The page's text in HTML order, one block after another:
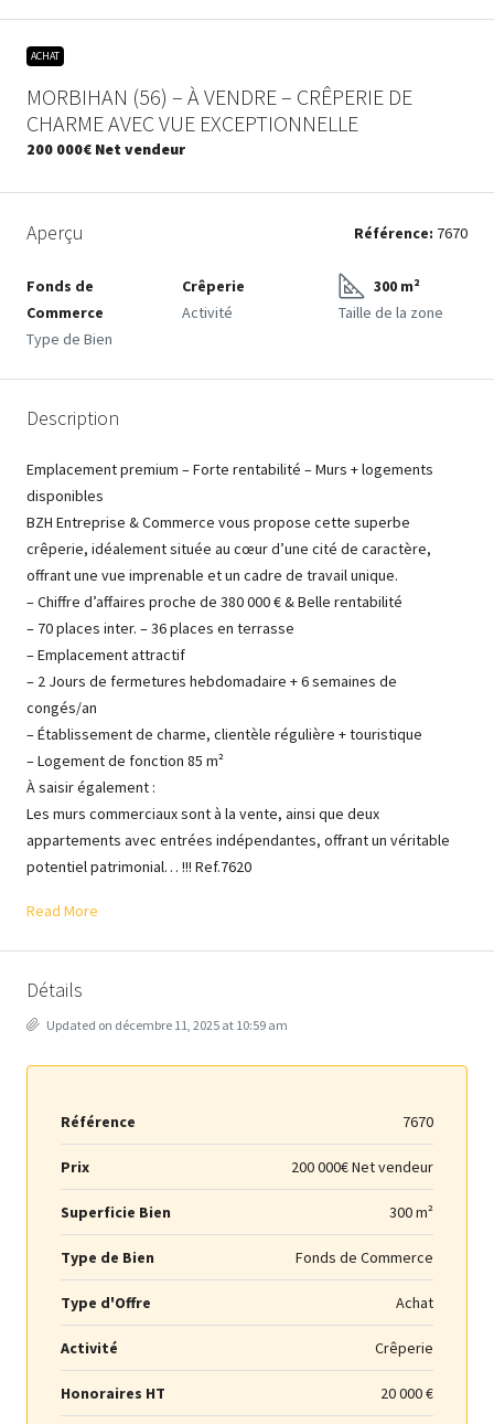
ACHAT
MORBIHAN (56) – À VENDRE – CRÊPERIE DE
CHARME AVEC VUE EXCEPTIONNELLE
200 000€ Net vendeur
Aperçu Référence: 7670
Fonds de
Commerce
Type de Bien
Crêperie
Activité
300 m²
Taille de la zone
Description
Emplacement premium – Forte rentabilité – Murs + logements
disponibles
BZH Entreprise & Commerce vous propose cette superbe
crêperie, idéalement située au cœur d’une cité de caractère,
offrant une vue imprenable et un cadre de travail unique.
– Chiffre d’affaires proche de 380 000 € & Belle rentabilité
– 70 places inter. – 36 places en terrasse
– Emplacement attractif
– 2 Jours de fermetures hebdomadaire + 6 semaines de
congés/an
– Établissement de charme, clientèle régulière + touristique
– Logement de fonction 85 m²
À saisir également :
Les murs commerciaux sont à la vente, ainsi que deux
appartements avec entrées indépendantes, offrant un véritable
potentiel patrimonial… !!! Ref.7620
Read More
Détails
Updated on décembre 11, 2025 at 10:59 am
Référence 7670
Prix 200 000€ Net vendeur
Superficie Bien 300 m²
Type de Bien Fonds de Commerce
Type d'Offre Achat
Activité Crêperie
Honoraires HT 20 000 €